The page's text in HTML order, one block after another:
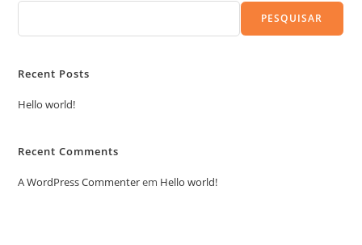
PESQUISAR
Recent Posts
Hello world!
Recent Comments
A WordPress Commenterem Hello world!